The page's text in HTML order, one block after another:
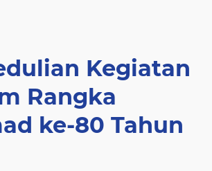
Kegiatan
Rangka
ke-80 Tahun